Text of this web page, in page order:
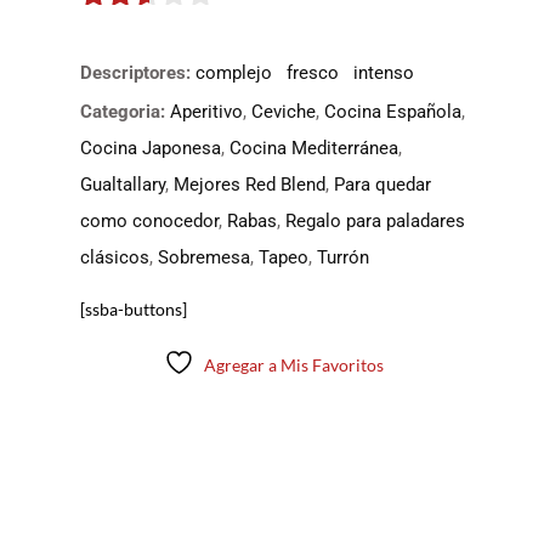
Descriptores: complejo fresco
intenso
Categoria: Aperitivo, Ceviche, Cocina Española,
Cocina Japonesa, Cocina Mediterránea,
Gualtallary, Mejores Red Blend, Para quedar
como conocedor, Rabas, Regalo para paladares
clásicos, Sobremesa, Tapeo, Turrón
[ssba-buttons]
Agregar a Mis Favoritos